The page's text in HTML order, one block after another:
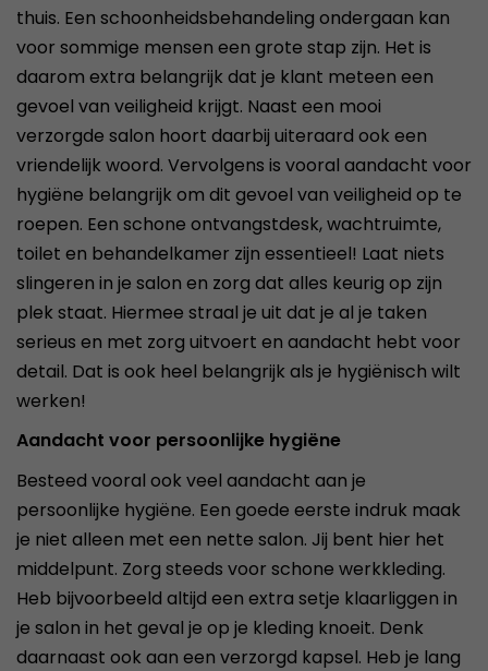
thuis. Een schoonheidsbehandeling ondergaan kan
voor sommige mensen een grote stap zijn. Het is
daarom extra belangrijk dat je klant meteen een
gevoel van veiligheid krijgt. Naast een mooi
verzorgde salon hoort daarbij uiteraard ook een
vriendelijk woord. Vervolgens is vooral aandacht voor
hygiëne belangrijk om dit gevoel van veiligheid op te
roepen. Een schone ontvangstdesk, wachtruimte,
toilet en behandelkamer zijn essentieel! Laat niets
slingeren in je salon en zorg dat alles keurig op zijn
plek staat. Hiermee straal je uit dat je al je taken
serieus en met zorg uitvoert en aandacht hebt voor
detail. Dat is ook heel belangrijk als je hygiënisch wilt
werken!
Aandacht voor persoonlijke hygiëne
Besteed vooral ook veel aandacht aan je
persoonlijke hygiëne. Een goede eerste indruk maak
je niet alleen met een nette salon. Jij bent hier het
middelpunt. Zorg steeds voor schone werkkleding.
Heb bijvoorbeeld altijd een extra setje klaarliggen in
je salon in het geval je op je kleding knoeit. Denk
daarnaast ook aan een verzorgd kapsel. Heb je lang